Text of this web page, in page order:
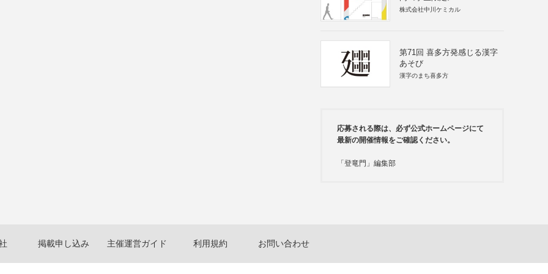
株式会社中川ケミカル
第71回 喜多方発感じる漢字
あそび
漢字のまち喜多方
応募される際は、必ず公式ホームページにて
最新の開催情報をご確認ください。
「登竜門」編集部
掲載申し込み 主催運営ガイド 利用規約 お問い合わせ